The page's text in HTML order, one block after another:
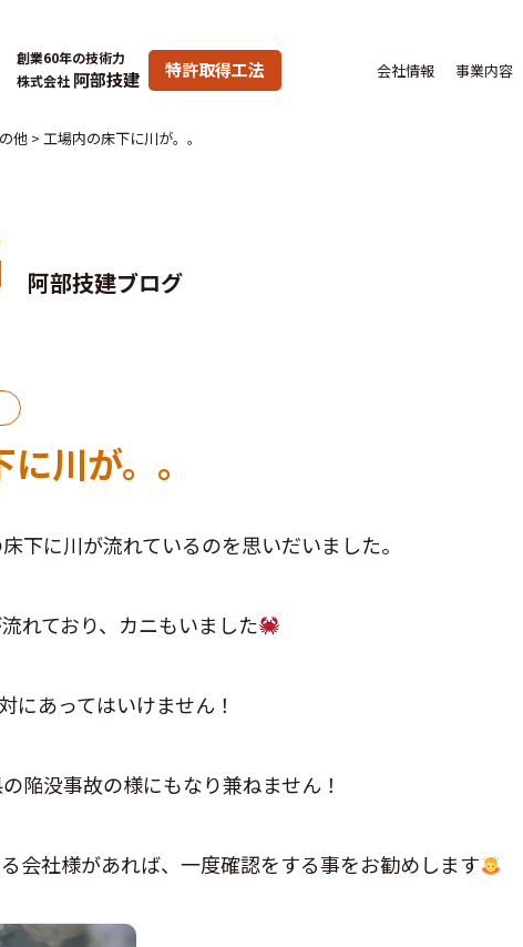
創業60年の技術力
株式会社 阿部技建 特許取得工法 会社情報 事業内容
他 > 工場内の床下に川が。。
阿部技建ブログ
川が。。
下に川が流れているのを思いだいました。
れており、カニもいました
にあってはいけません！
陥没事故の様にもなり兼ねません！
会社様があれば、一度確認をする事をお勧めします